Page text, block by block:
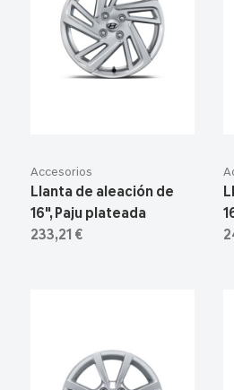
Accesorios
Llanta de aleación de
16", Paju plateada
233,21 €